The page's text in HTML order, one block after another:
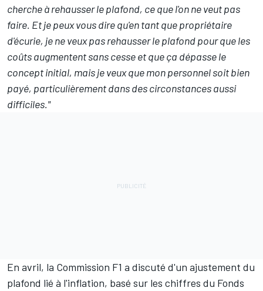
cherche à rehausser le plafond, ce que l'on ne veut pas
faire. Et je peux vous dire qu'en tant que propriétaire
d'écurie, je ne veux pas rehausser le plafond pour que les
coûts augmentent sans cesse et que ça dépasse le
concept initial, mais je veux que mon personnel soit bien
payé, particulièrement dans des circonstances aussi
difficiles."
En avril, la Commission F1 a discuté d'un ajustement du
plafond lié à l'inflation, basé sur les chiffres du Fonds